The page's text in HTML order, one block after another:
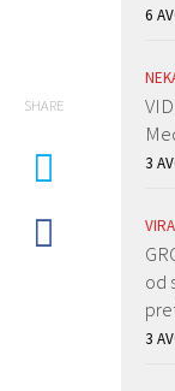
SHARE
6
3
od
3